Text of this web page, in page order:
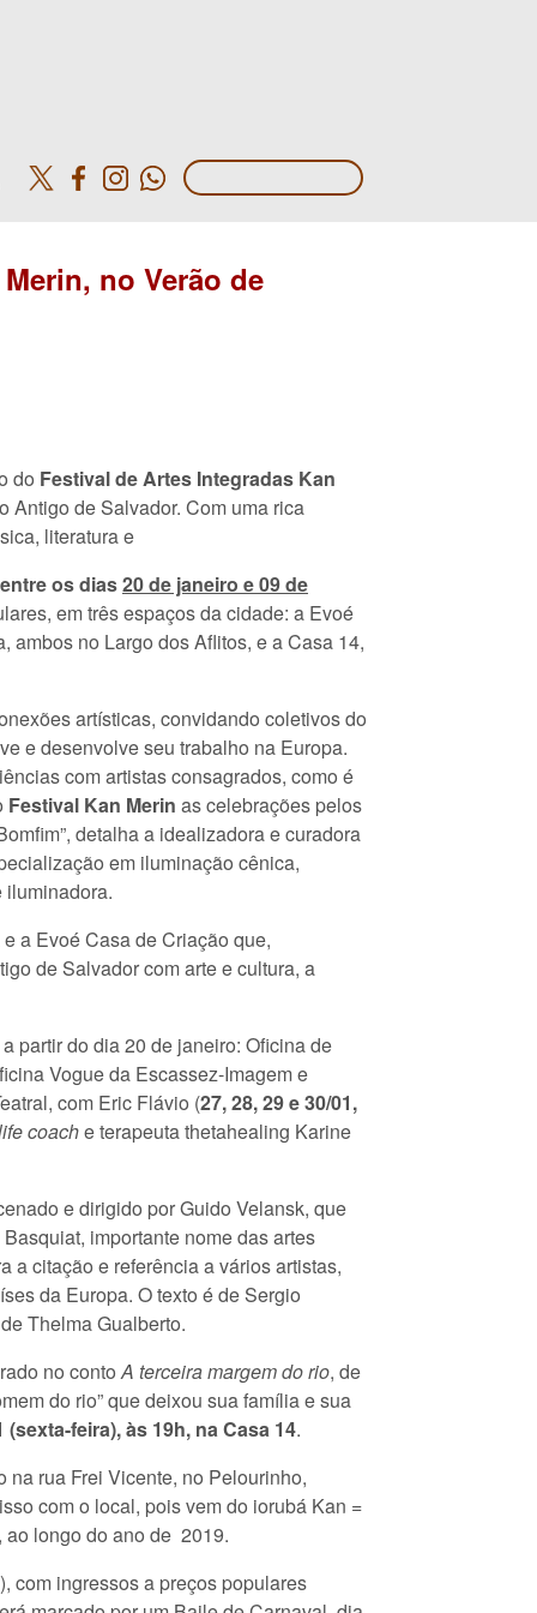
no Verão de
do Festival de Artes Integradas Kan
Antigo de Salvador. Com uma rica
literatura e
os dias20 de janeiro e 09 de
em três espaços da cidade: a Evoé
ambos no Largo dos Aflitos, e a Casa 14,
artísticas, convidando coletivos do
e desenvolve seu trabalho na Europa.
com artistas consagrados, como é
Festival Kan Merin as celebrações pelos
detalha a idealizadora e curadora
em iluminação cênica,
iluminadora.
a Evoé Casa de Criação que,
de Salvador com arte e cultura, a
partir do dia 20 de janeiro: Oficina de
Vogue da Escassez-Imagem e
com Eric Flávio (27, 28, 29 e 30/01,
coache terapeuta thetahealing Karine
e dirigido por Guido Velansk, que
importante nome das artes
a citação e referência a vários artistas,
da Europa. O texto é de Sergio
Thelma Gualberto.
no contoA terceira margem do rio, de
do rio” que deixou sua família e sua
(sexta-feira), às 19h, na Casa 14.
rua Frei Vicente, no Pelourinho,
com o local, pois vem do iorubá Kan =
longo do ano de 2019.
com ingressos a preços populares